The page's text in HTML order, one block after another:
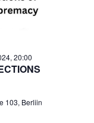
20:00
103, Berliin